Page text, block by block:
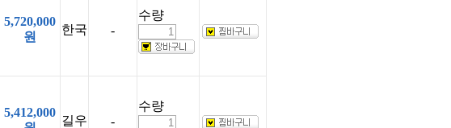
5,720,000
원
한국 -
수량
5,412,000
길우 -
수량